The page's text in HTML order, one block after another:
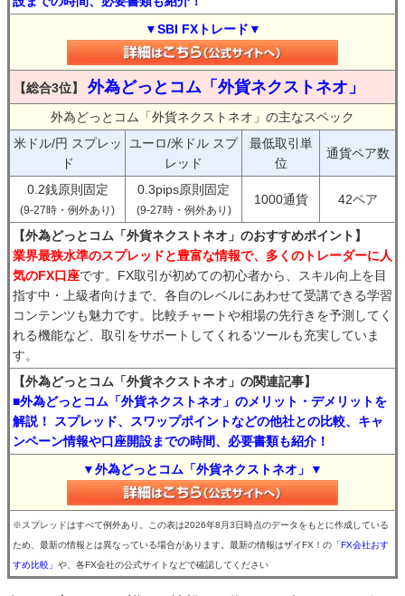
▼SBI FXトレード▼
【総合3位】 外為どっとコム「外貨ネクストネオ」
外為どっとコム「外貨ネクストネオ」の主なスペック
米ドル/円 スプレッ
ド
ユーロ/米ドル スプ
レッド
最低取引単
位
通貨ペア数
0.2銭原則固定
(9-27時・例外あり)
0.3pips原則固定
(9-27時・例外あり)
1000通貨 42ペア
【外為どっとコム「外貨ネクストネオ」のおすすめポイント】
業界最狭水準のスプレッドと豊富な情報で、多くのトレーダーに人
気のFX口座です。FX取引が初めての初心者から、スキル向上を目
指す中・上級者向けまで、各自のレベルにあわせて受講できる学習
コンテンツも魅力です。比較チャートや相場の先行きを予測してく
れる機能など、取引をサポートしてくれるツールも充実していま
す。
【外為どっとコム「外貨ネクストネオ」の関連記事】
■外為どっとコム「外貨ネクストネオ」のメリット・デメリットを
解説！ スプレッド、スワップポイントなどの他社との比較、キャ
ンペーン情報や口座開設までの時間、必要書類も紹介！
▼外為どっとコム「外貨ネクストネオ」▼
※スプレッドはすべて例外あり。この表は2026年8月3日時点のデータをもとに作成している
ため、最新の情報とは異なっている場合があります。最新の情報はザイFX！の 「FX会社おす
すめ比較」 や、各FX会社の公式サイトなどで確認してください